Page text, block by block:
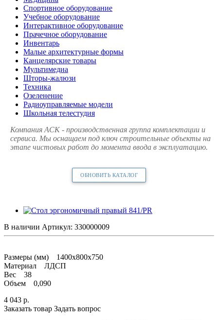
Спортивное оборудование
Учебное оборудование
Интерактивное оборудование
Прачечное оборудование
Инвентарь
Малые архитектурные формы
Канцелярские товары
Мультимедиа
Шторы-жалюзи
Техника
Озеленение
Радиоуправляемые модели
Школьная телестудия
Компания АСК - производственная группа комплектации и
сервиса. Мы оснащаем под ключ строительные объекты на
этапе чистовых работ до момента ввода в эксплуатацию.
ОБНОВИТЬ КАТАЛОГ
В наличии Артикул: 330000009
Размеры (мм) 1400х800х750
Материал ЛДСП
Вес 38
Объем 0,090
4 043 р.
Заказать товар Задать вопрос